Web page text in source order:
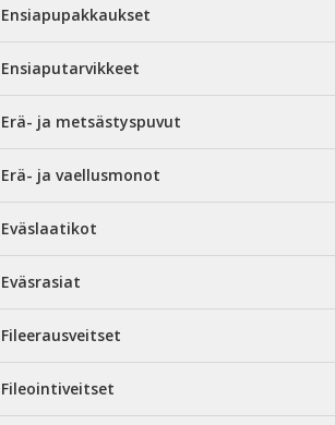
Ensiapupakkaukset
Ensiaputarvikkeet
Erä- ja metsästyspuvut
Erä- ja vaellusmonot
Eväslaatikot
Eväsrasiat
Fileerausveitset
Fileointiveitset